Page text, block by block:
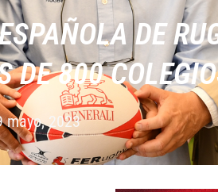
DE
DE 800
mayo, 2023